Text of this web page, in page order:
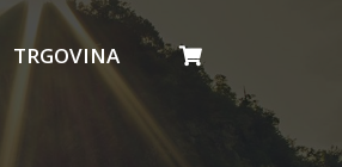
TRGOVINA